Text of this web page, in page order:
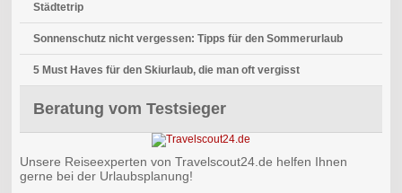
Städtetrip
Sonnenschutz nicht vergessen: Tipps für den Sommerurlaub
5 Must Haves für den Skiurlaub, die man oft vergisst
Beratung vom Testsieger
Unsere Reiseexperten von Travelscout24.de helfen Ihnen
gerne bei der Urlaubsplanung!